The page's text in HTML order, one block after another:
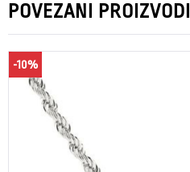
POVEZANI PROIZVODI
-10%